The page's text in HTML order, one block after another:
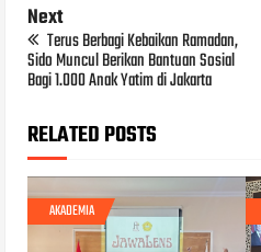
Next
Terus Berbagi Kebaikan Ramadan,
Sido Muncul Berikan Bantuan Sosial
Bagi 1.000 Anak Yatim di Jakarta
RELATED POSTS
AKADEMIA